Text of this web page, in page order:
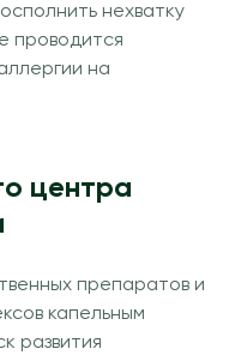
нехватку
проводится
на
центра
препаратов и
капельным
развития